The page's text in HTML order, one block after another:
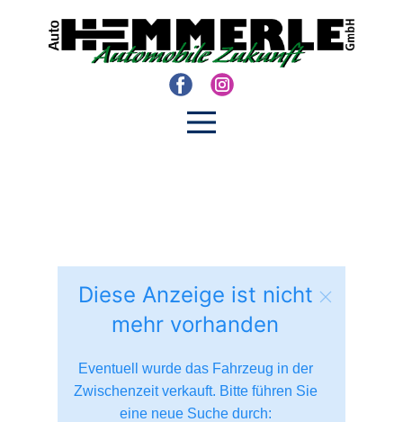
Diese Anzeige ist nicht
mehr vorhanden
Eventuell wurde das Fahrzeug in der
Zwischenzeit verkauft. Bitte führen Sie
eine neue Suche durch: